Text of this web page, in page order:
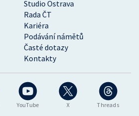
YouTube X Threads
Studio Ostrava
Rada ČT
Kariéra
Podávání námětů
Časté dotazy
Kontakty